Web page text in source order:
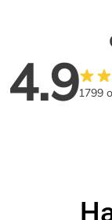
4.91799